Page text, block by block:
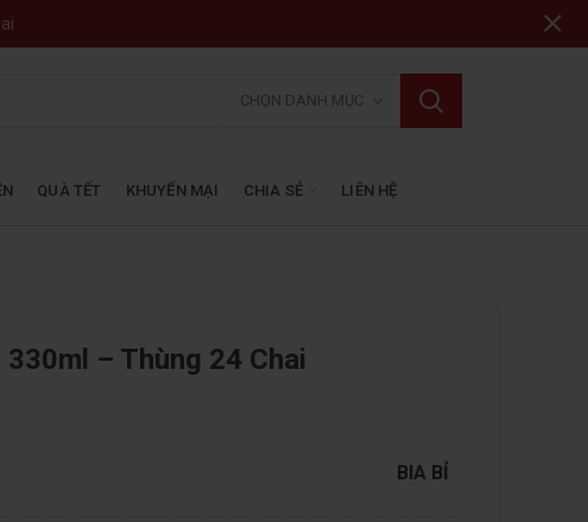
CHỌN DANH MỤC
QUÀ TẾT KHUYẾN MẠI CHIA SẺ LIÊN HỆ
– Thùng 24 Chai
BIA BỈ